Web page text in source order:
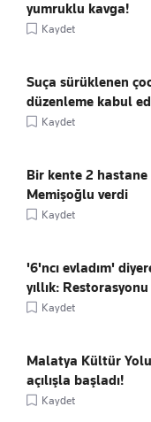
yumruklu kavga!
Kaydet
Suça sürüklenen
düzenleme kabul
Kaydet
Bir kente 2
Memişoğlu verdi
Kaydet
'6'ncı evladım'
yıllık: Restorasyonu
Kaydet
Malatya Kültür
açılışla başladı!
Kaydet